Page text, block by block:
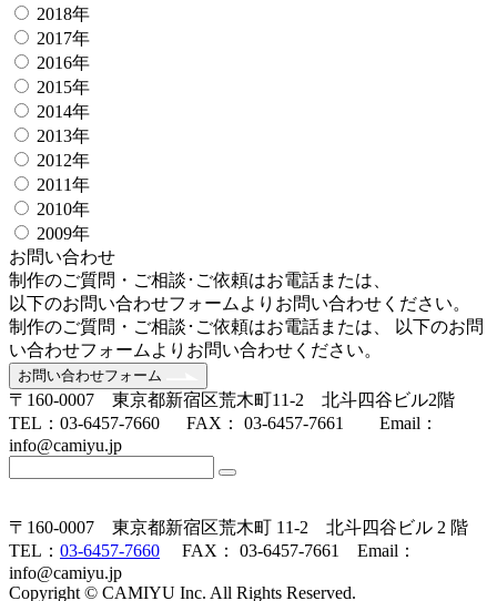
2018年
2017年
2016年
2015年
2014年
2013年
2012年
2011年
2010年
2009年
お問い合わせ
制作のご質問・ご相談･ご依頼はお電話または、
以下のお問い合わせフォームよりお問い合わせください。
制作のご質問・ご相談･ご依頼はお電話または、 以下のお問
い合わせフォームよりお問い合わせください。
お問い合わせフォーム
〒160-0007 東京都新宿区荒木町11-2 北斗四谷ビル2階
TEL：03-6457-7660 FAX： 03-6457-7661 Email：
info@camiyu.jp
〒160-0007 東京都新宿区荒木町 11-2 北斗四谷ビル 2 階
TEL： 03-6457-7660 FAX： 03-6457-7661 Email：
info@camiyu.jp
Copyright © CAMIYU Inc. All Rights Reserved.